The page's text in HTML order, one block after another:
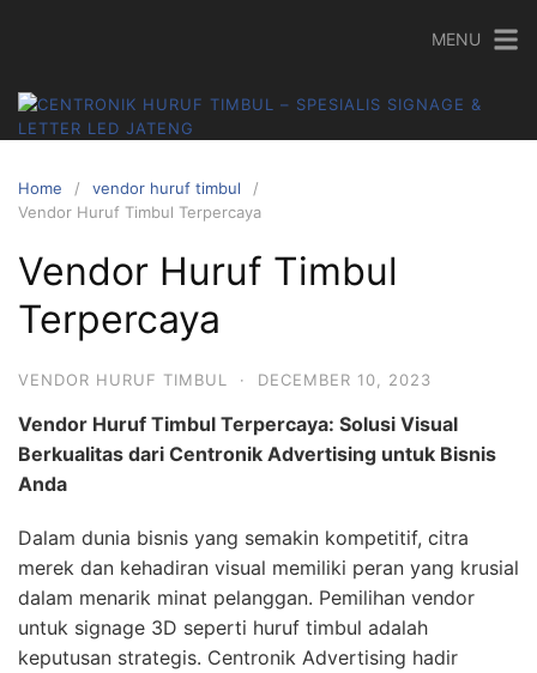
MENU
Home
vendor huruf timbul
Vendor Huruf Timbul Terpercaya
Vendor Huruf Timbul
Terpercaya
VENDOR HURUF TIMBUL · DECEMBER 10, 2023
Vendor Huruf Timbul Terpercaya: Solusi Visual
Berkualitas dari Centronik Advertising untuk Bisnis
Anda
Dalam dunia bisnis yang semakin kompetitif, citra
merek dan kehadiran visual memiliki peran yang krusial
dalam menarik minat pelanggan. Pemilihan vendor
untuk signage 3D seperti huruf timbul adalah
keputusan strategis. Centronik Advertising hadir